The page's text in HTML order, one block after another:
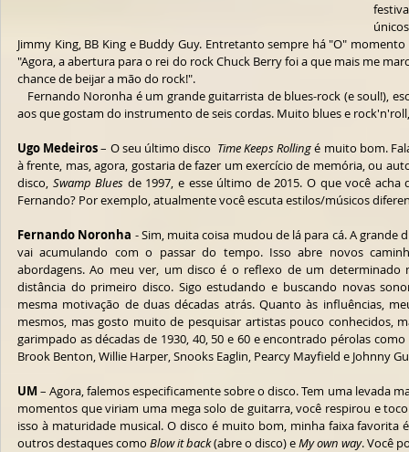
Jimmy King, BB King e Buddy Guy. Entretanto sempre há "O"
"Agora, a abertura para o rei do rock Chuck Berry foi a que mais me
chance de beijar a mão do rock!".
aos que gostam do instrumento de seis cordas. Muito blues e
Ugo Medeiros – O seu último disco Time Keeps Rolling é muito bom.
à frente, mas, agora, gostaria de fazer um exercício de memória, ou
disco, Swamp Blues de 1997, e esse último de 2015. O que você
Fernando? Por exemplo, atualmente você escuta estilos/músicos
Fernando Noronha - Sim, muita coisa mudou de lá para cá. A grande
vai acumulando com o passar do tempo. Isso abre novos
abordagens. Ao meu ver, um disco é o reflexo de um determinado
distância do primeiro disco. Sigo estudando e buscando novas
mesma motivação de duas décadas atrás. Quanto às influências,
mesmos, mas gosto muito de pesquisar artistas pouco conhecidos,
garimpado as décadas de 1930, 40, 50 e 60 e encontrado pérolas
Brook Benton, Willie Harper, Snooks Eaglin, Pearcy Mayfield e Johnny
UM – Agora, falemos especificamente sobre o disco. Tem uma levada
momentos que viriam uma mega solo de guitarra, você respirou e
isso à maturidade musical. O disco é muito bom, minha faixa favorita
outros destaques como Blow it back (abre o disco) e My own way. Você